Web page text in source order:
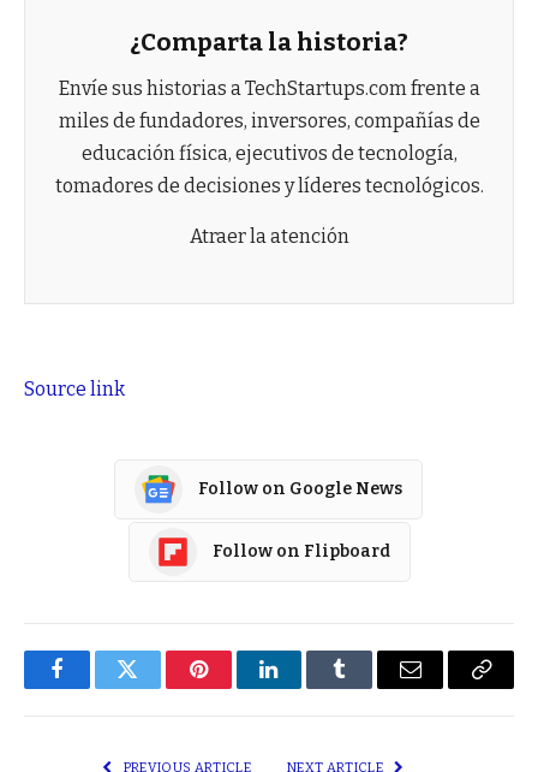
¿Comparta la historia?
Envíe sus historias a TechStartups.com frente a
miles de fundadores, inversores, compañías de
educación física, ejecutivos de tecnología,
tomadores de decisiones y líderes tecnológicos.
Atraer la atención
Source link
Follow on Google News
Follow on Flipboard
FacebookTwitter PinterestLinkedInTumblr Email
Copy
PREVIOUS ARTICLE NEXT ARTICLE